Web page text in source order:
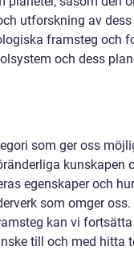
utforskning av dess
framsteg och
och dess
som ger oss
kunskapen
egenskaper och
som omger oss.
kan vi fortsätta
till och med hitta